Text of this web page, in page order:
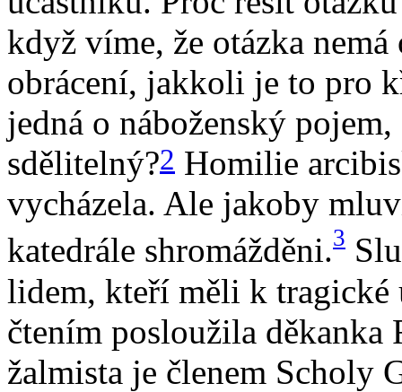
když víme, že otázka
obrácení, jakkoli je to pro
jedná o náboženský
sdělitelný?2 Homilie
vycházela. Ale jakoby
katedrále shromážděni.3
lidem, kteří měli k
čtením posloužila
žalmista je členem Scholy